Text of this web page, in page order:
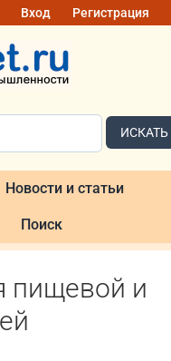
Вход Регистрация
ИСКАТЬ
Новости и статьи
Поиск
пищевой и